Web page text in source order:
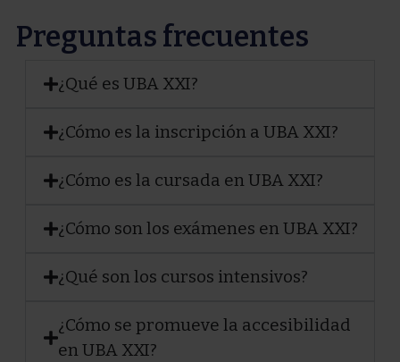
Preguntas frecuentes
¿Qué es UBA XXI?
¿Cómo es la inscripción a UBA XXI?
¿Cómo es la cursada en UBA XXI?
¿Cómo son los exámenes en UBA XXI?
¿Qué son los cursos intensivos?
¿Cómo se promueve la accesibilidad
en UBA XXI?